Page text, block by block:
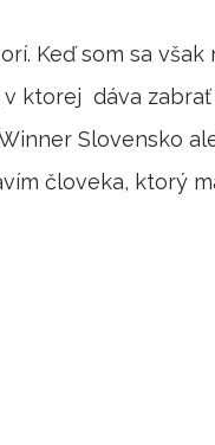
Keď som sa
v ktorej dáva
Slovensko
človeka, ktorý